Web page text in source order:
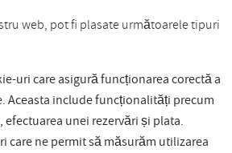
web, pot fi plasate următoarele tipuri
uri care asigură funcționarea corectă a
Aceasta include funcționalități precum
efectuarea unei rezervări și plata.
care ne permit să măsurăm utilizarea